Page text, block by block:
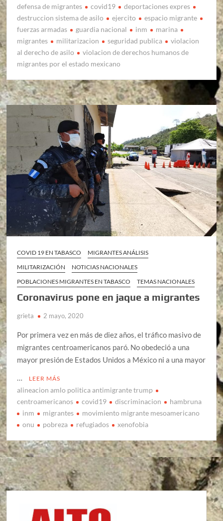
defensa de migrantes
covid19
deportaciones expres
destruccion sistema de asilo
ejercito
espacio migrante
fuerzas armadas
guardia nacional inm
marina
migrantes
militarizacion seguridad publica
violacion
al derecho de asilo
violacion de derechos humanos de
migrantes por el estado mexicano
COVID 19 EN TABASCO
MIGRANTES ANÁLISIS
MILITARIZACIÓN
NOTICIAS NACIONALES
POBLACIONES MIGRANTES EN TABASCO
TEMAS NACIONALES
Coronavirus pone en jaque a migrantes
grieta 2 mayo, 2020
Por primera vez en más de diez años, el tráfico masivo de
migrantes centroamericanos paró. No obedeció a una
mayor presión de Estados Unidos a México ni a una mayor
…
LEER MÁS
alineacion amlo politica antimigrante trump
centroamericanos
covid19 discriminacion
hambruna
inm
migrantes
movimiento migrante mesoamericano
onu
pobreza refugiados xenofobia